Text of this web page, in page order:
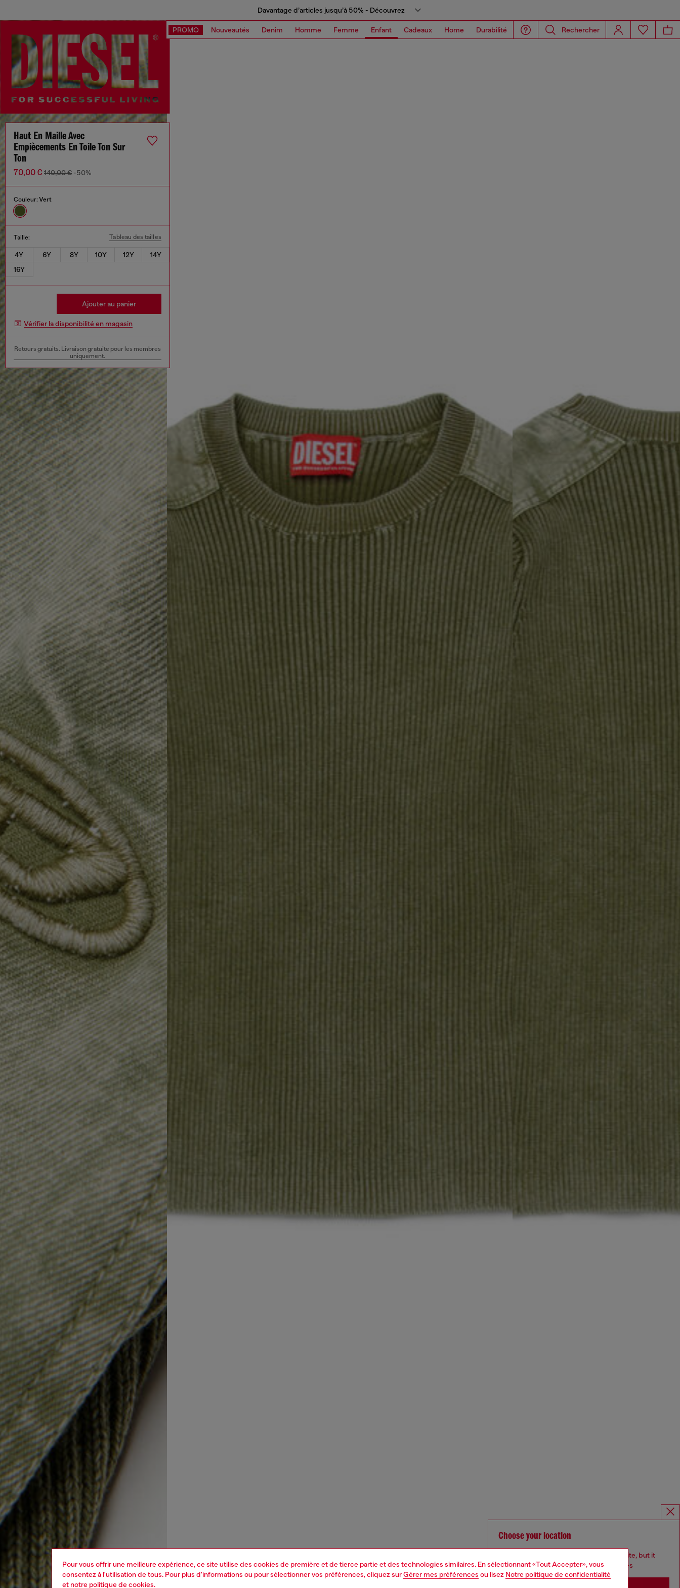
Pour vous offrir une meilleure expérience, ce site utilise des cookies de première et de tierce partie et des technologies similaires. En sélectionnant «Tout Accepter», vous
consentez à l'utilisation de tous. Pour plus d'informations ou pour sélectionner vos préférences, cliquez surGérer mes préférences ou lisez Notre politique de confidentialité
et notre politique de cookies.
Davantage d’articles jusqu’à 50% - Découvrez
PROMO Nouveautés Denim Homme Femme Enfant Cadeaux Home Durabilité Rechercher
Haut En Maille Avec
Empiècements En Toile Ton Sur
Ton
70,00 € 140,00 € -50%
Couleur: Vert
Taille: Tableau des tailles
4Y 6Y 8Y 10Y 12Y
14Y
16Y
Ajouter au panier
Vérifier la disponibilité en magasin
Retours gratuits. Livraison gratuite pour les membres
uniquement.
Choose your location
You are currently browsing France website, but it
seems you may be based in United States